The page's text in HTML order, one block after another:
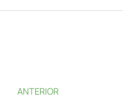
ANTERIOR